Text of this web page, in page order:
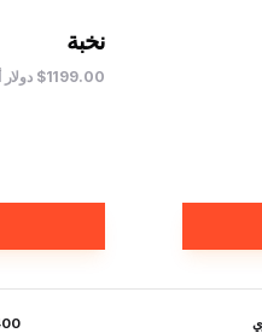
نخبة
$1199.00 دولار أمريكي
400+ مواقع